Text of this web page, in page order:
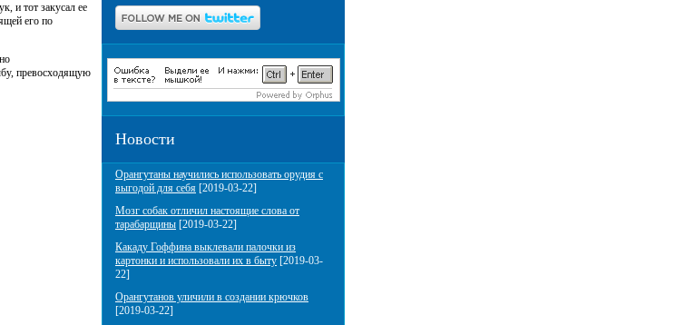
Новости
Орангутаны научились использовать орудия с
выгодой для себя [2019-03-22]
Мозг собак отличил настоящие слова от
тарабарщины [2019-03-22]
Какаду Гоффина выклевали палочки из
картонки и использовали их в быту [2019-03-
22]
Орангутанов уличили в создании крючков
[2019-03-22]
и тот закусал ее
его по
превосходящую